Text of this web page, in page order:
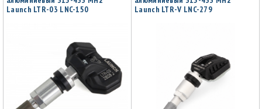
Launch LTR-03 LNC-150
Launch LTR-V LNC-279